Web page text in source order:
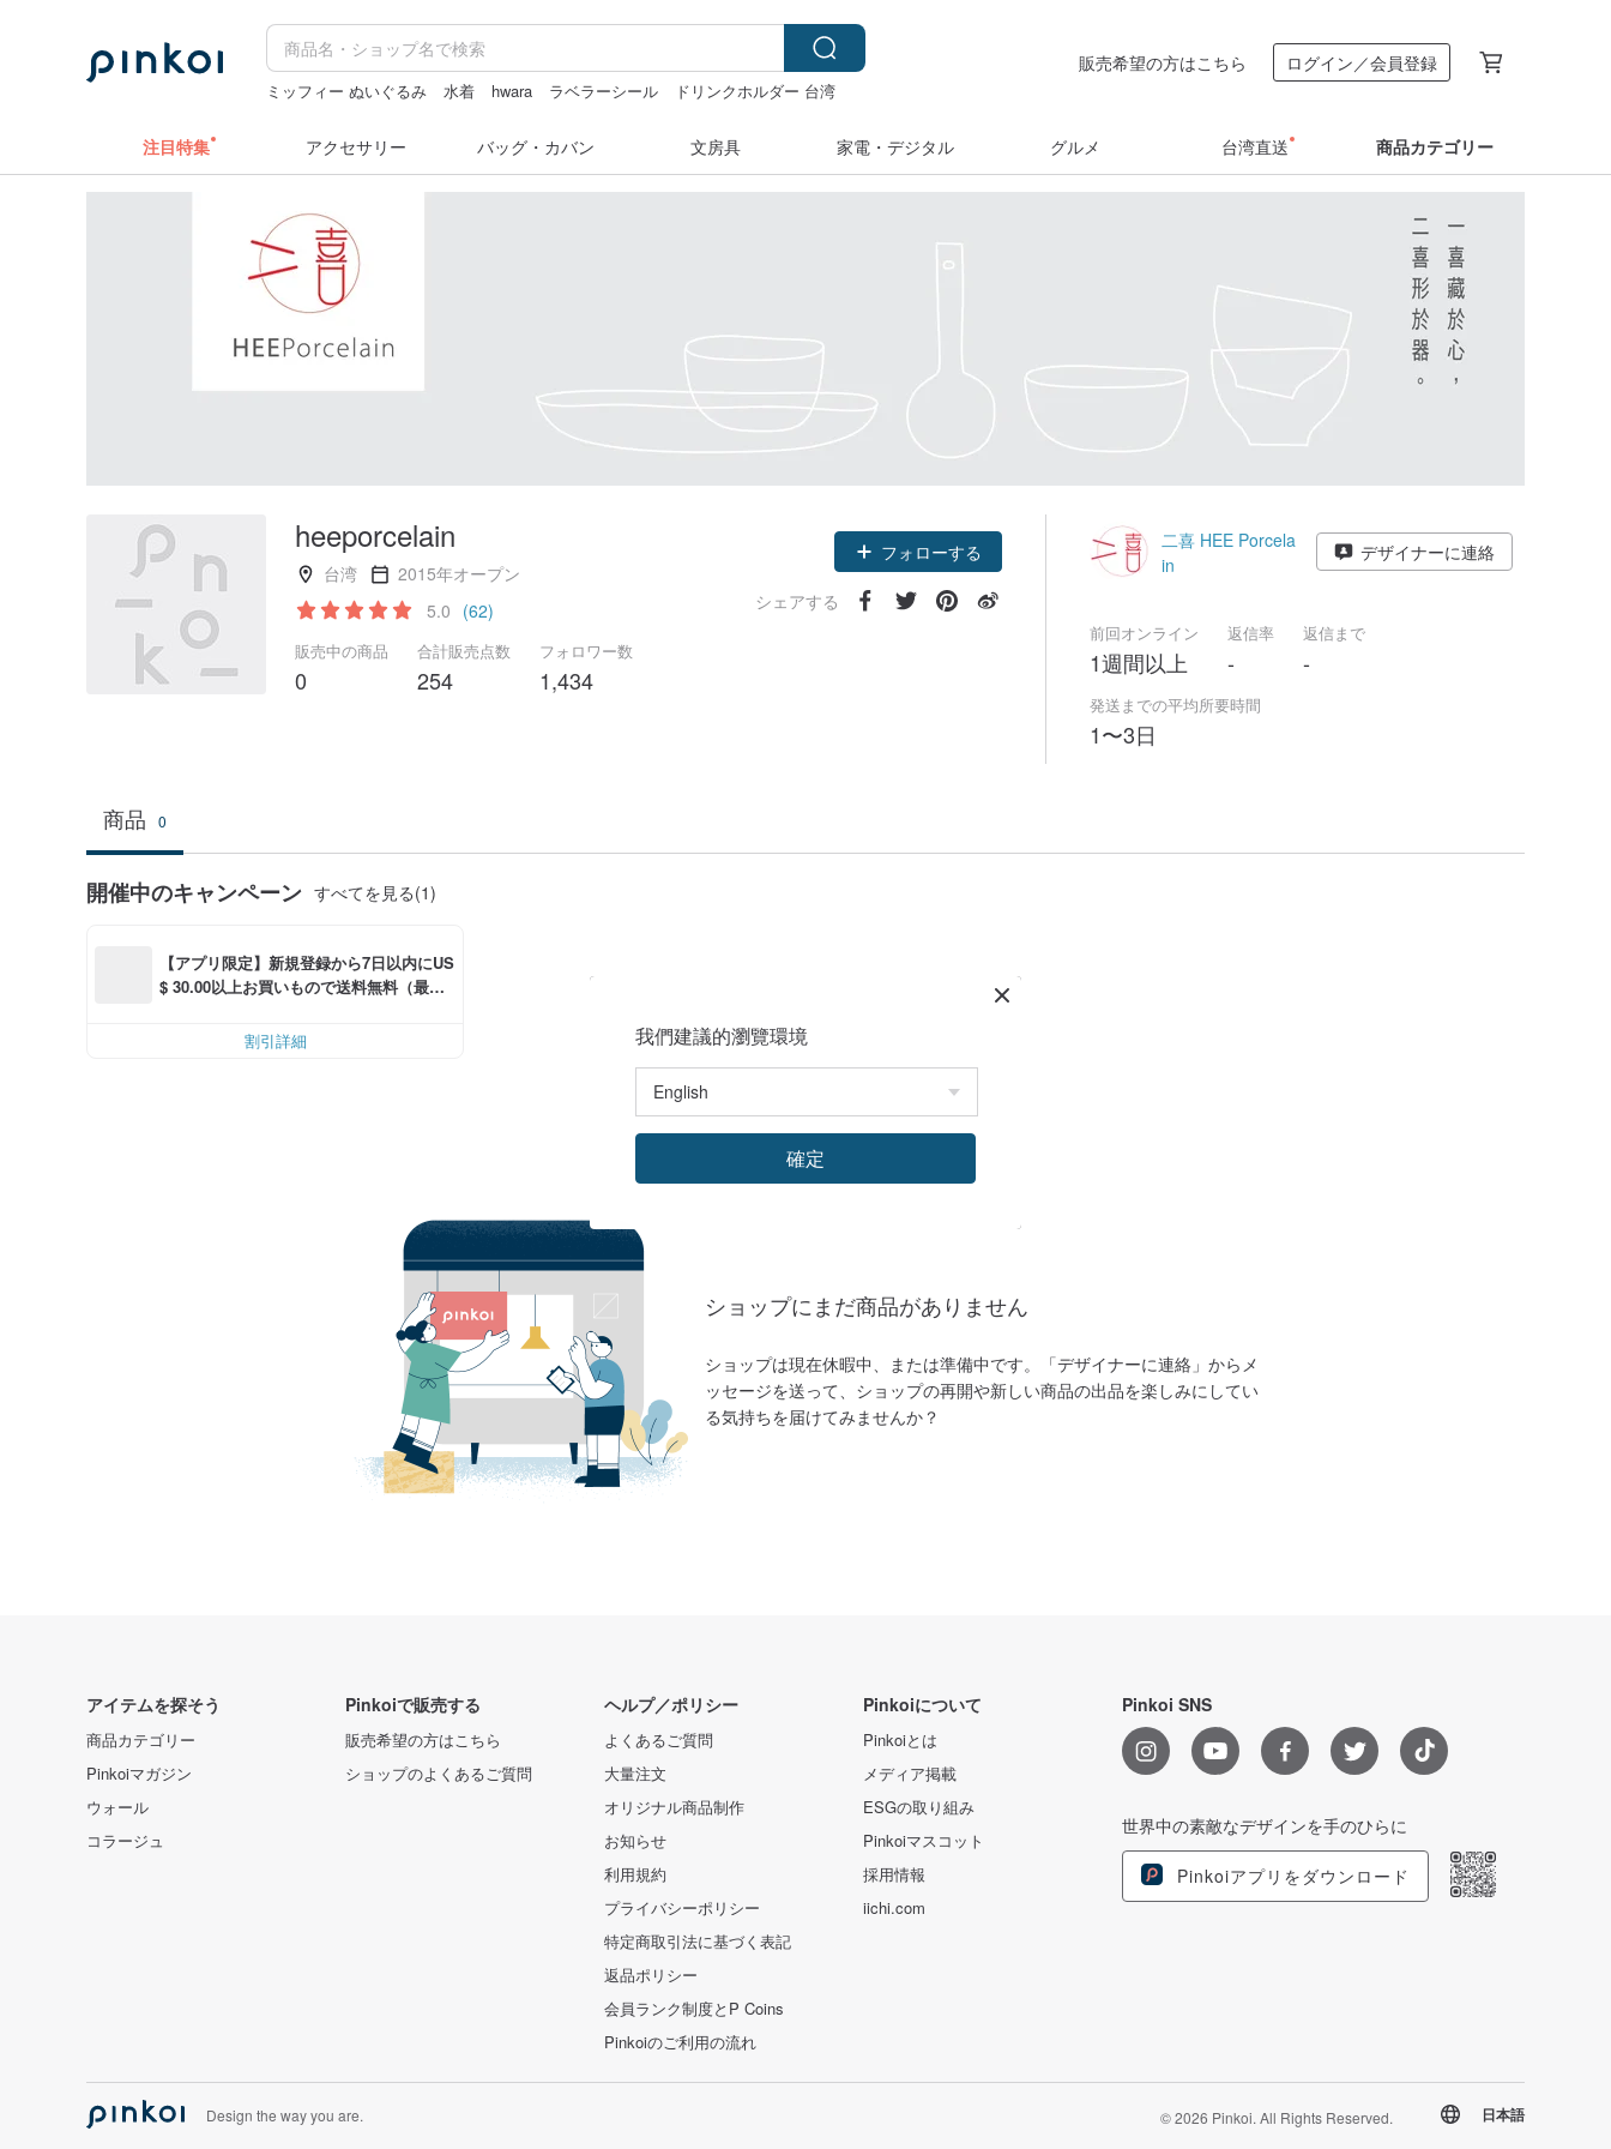
ミッフィー ぬいぐるみ 水着 hwara ラベラーシール
ドリンクホルダー 台湾
販売希望の方はこちら ログイン／会員登録
注目特集 アクセサリー バッグ・カバン 文房具 家電・デジタル グルメ 台湾直送 商品カテゴリー
heeporcelain
台湾
2015年オープン
5.0 (62)
販売中の商品
0
合計販売点数
254
フォロワー数
1,434
フォローする
シェアする
二喜 HEE Porcela
in
デザイナーに連絡
前回オンライン
1週間以上
返信率
-
返信まで
-
発送までの平均所要時間
1〜3日
商品 0
開催中のキャンペーン すべてを見る(1)
【アプリ限定】新規登録から7日以内にUS
$ 30.00以上お買いもので送料無料（最大U
割引詳細
ショップにまだ商品がありません
ショップは現在休暇中、または準備中です。「デザイナーに連絡」からメ
ッセージを送って、ショップの再開や新しい商品の出品を楽しみにしてい
る気持ちを届けてみませんか？
アイテムを探そう
商品カテゴリー
Pinkoiマガジン
ウォール
コラージュ
Pinkoiで販売する
販売希望の方はこちら
ショップのよくあるご質問
ヘルプ／ポリシー
よくあるご質問
大量注文
オリジナル商品制作
お知らせ
利用規約
プライバシーポリシー
特定商取引法に基づく表記
返品ポリシー
会員ランク制度とP Coins
Pinkoiのご利用の流れ
Pinkoiについて
Pinkoiとは
メディア掲載
ESGの取り組み
Pinkoiマスコット
採用情報
iichi.com
Pinkoi SNS
世界中の素敵なデザインを手のひらに
Pinkoiアプリをダウンロード
Design the way you are. © 2026 Pinkoi. All Rights Reserved. 日本語
我們建議的瀏覽環境
確定